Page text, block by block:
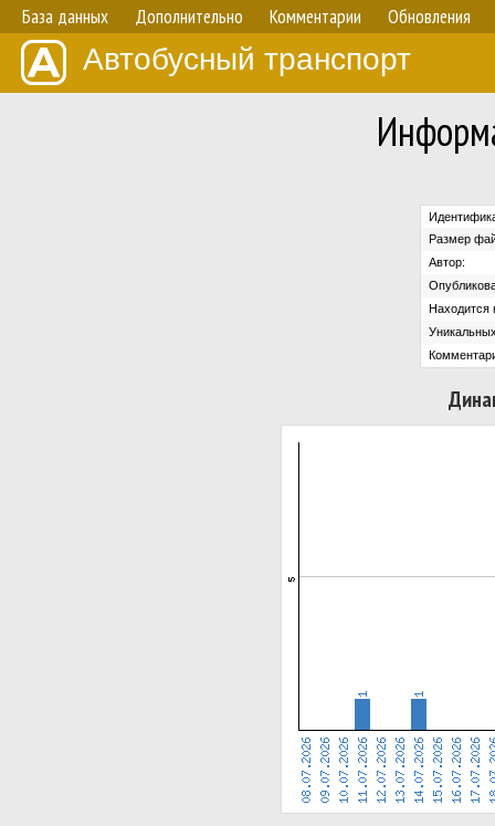
База данных Дополнительно Комментарии Обновления
Автобусный транспорт
Размер
Автор:
Находится